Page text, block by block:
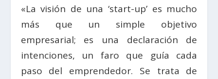
«La visión de una ‘start-up’ es mucho
más que un simple objetivo
empresarial; es una declaración de
intenciones, un faro que guía cada
paso del emprendedor. Se trata de